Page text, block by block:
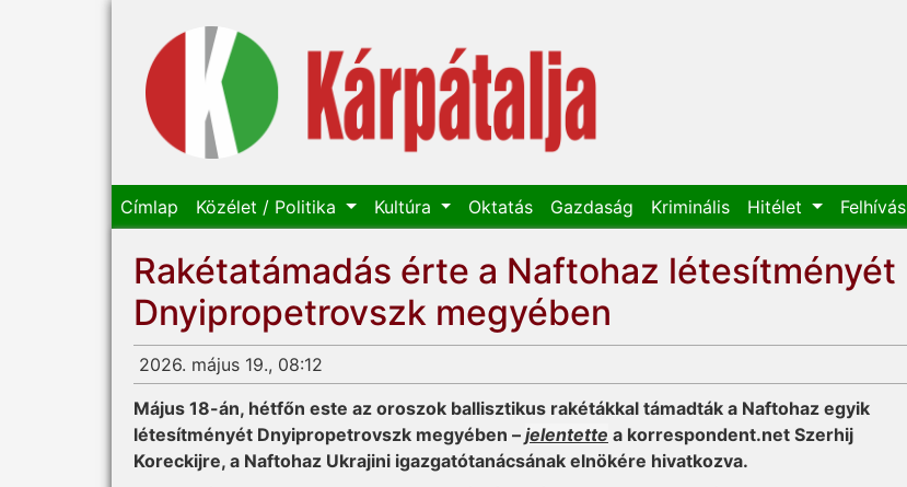
Címlap Közélet / Politika Kultúra Oktatás Gazdaság Kriminális Hitélet Felhívás
Rakétatámadás érte a Naftohaz létesítményét
Dnyipropetrovszk megyében
2026. május 19., 08:12
Május 18-án, hétfőn este az oroszok ballisztikus rakétákkal támadták a Naftohaz egyik
létesítményét Dnyipropetrovszk megyében – jelentette a korrespondent.net Szerhij
Koreckijre, a Naftohaz Ukrajini igazgatótanácsának elnökére hivatkozva.